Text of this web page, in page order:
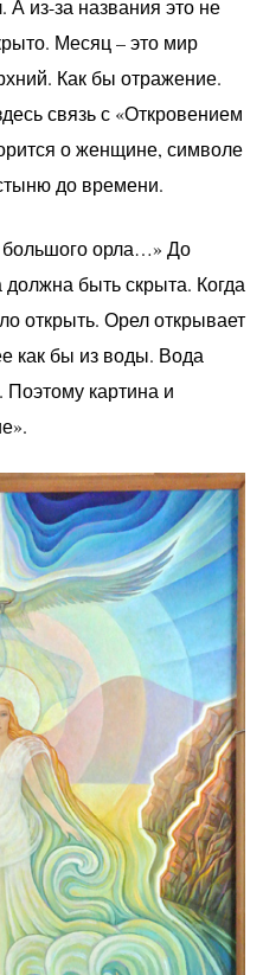
А из-за названия это не
Месяц – это мир
Как бы отражение.
связь с «Откровением
о женщине, символе
до времени.
орла…» До
быть скрыта. Когда
открыть. Орел открывает
как бы из воды. Вода
картина и